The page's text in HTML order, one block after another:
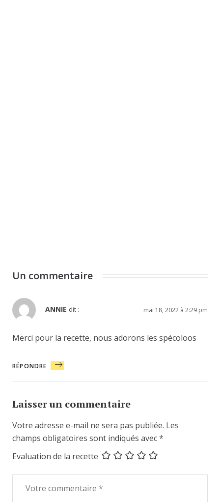
Un commentaire
ANNIE dit : mai 18, 2022 à 2:29 pm
Merci pour la recette, nous adorons les spécoloos
RÉPONDRE
Laisser un commentaire
Votre adresse e-mail ne sera pas publiée. Les
champs obligatoires sont indiqués avec*
Evaluation de la recette